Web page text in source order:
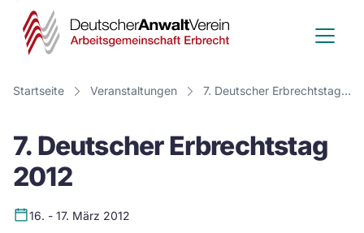
Deutscher
Anwalt
Verein
Startseite Veranstaltungen 7. Deutscher Erbrechtstag 2012
7. Deutscher Erbrechtstag
2012
16. - 17. März 2012